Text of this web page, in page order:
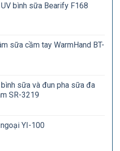
bình sữa Bearify F168
sữa cầm tay WarmHand BT-
sữa và đun pha sữa đa
SR-3219
YI-100